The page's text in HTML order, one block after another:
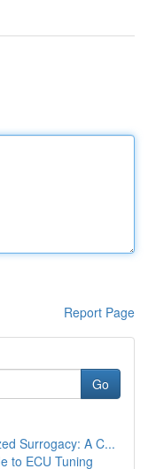
Report Page
Go
Surrogacy: A C...
to ECU Tuning